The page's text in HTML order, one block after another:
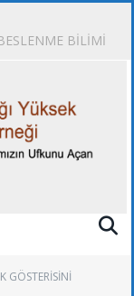
BİLİMİ
GÖSTERİSİNİ